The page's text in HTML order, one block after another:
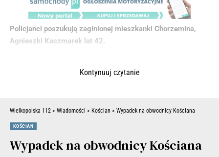
Policjanci poszukują zaginionej mieszkanki Chorzemina,
Agnieszki Kaczmarek lat 42.
Kontynuuj czytanie
Wielkopolska 112 > Wiadomości > Kościan > Wypadek na obwodnicy Kościana
KOŚCIAN
Wypadek na obwodnicy Kościana